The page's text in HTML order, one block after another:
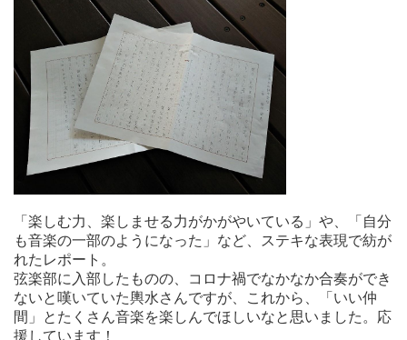
「楽しむ力、楽しませる力がかがやいている」や、「自分
も音楽の一部のようになった」など、ステキな表現で紡が
れたレポート。
弦楽部に入部したものの、コロナ禍でなかなか合奏ができ
ないと嘆いていた輿水さんですが、これから、「いい仲
間」とたくさん音楽を楽しんでほしいなと思いました。応
援しています！